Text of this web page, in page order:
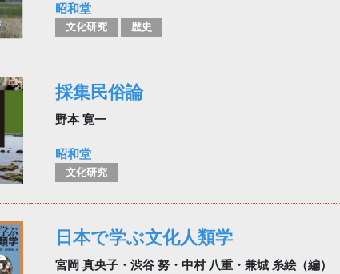
昭和堂
文化研究 歴史
採集民俗論
野本 寛一
昭和堂
文化研究
日本で学ぶ文化人類学
宮岡 真央子・渋谷 努・中村 八重・兼城 糸絵（編）